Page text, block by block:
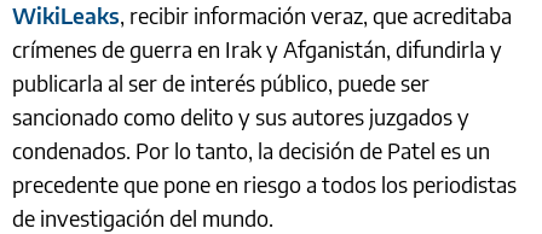
WikiLeaks, recibir información veraz, que acreditaba
crímenes de guerra en Irak y Afganistán, difundirla y
publicarla al ser de interés público, puede ser
sancionado como delito y sus autores juzgados y
condenados. Por lo tanto, la decisión de Patel es un
precedente que pone en riesgo a todos los periodistas
de investigación del mundo.